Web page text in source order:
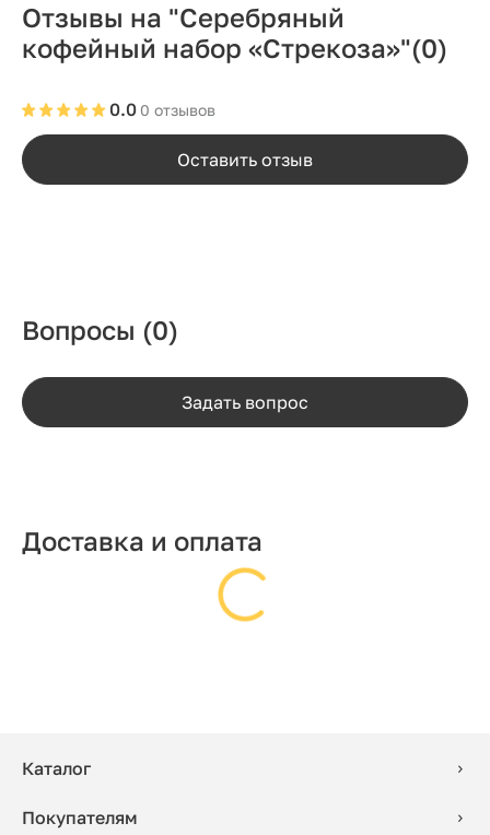
Отзывы на "Серебряный
кофейный набор «Стрекоза»"(0)
0 отзывов
0.0
Оставить отзыв
Вопросы (0)
Задать вопрос
Доставка и оплата
Каталог
Покупателям